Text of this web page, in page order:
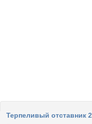
Терпеливый отставник 2